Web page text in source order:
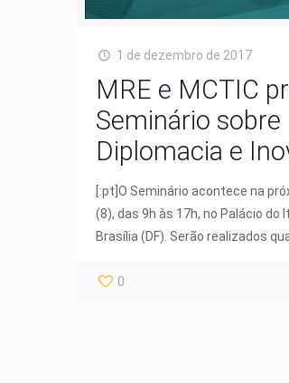
1 de dezembro de 2017
MRE e MCTIC
Seminário sobre
Diplomacia e
[:pt]O Seminário acontece na
(8), das 9h às 17h, no Palácio do
Brasília (DF). Serão realizados
0